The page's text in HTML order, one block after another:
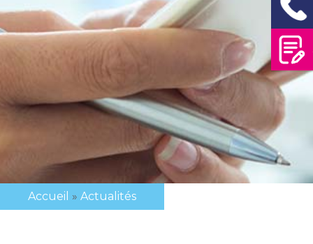
Fil
Accueil Actualités